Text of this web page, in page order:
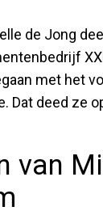
de Jong
met het
Dat deed ze
van